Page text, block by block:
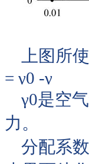
上图所使
= γ0 -γ
γ0是空
力。
分配系数